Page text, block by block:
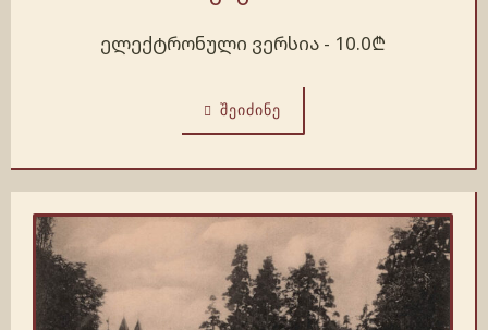
ელექტრონული ვერსია - 10.0₾
ᲨᲔᲘᲫᲘᲜᲔ